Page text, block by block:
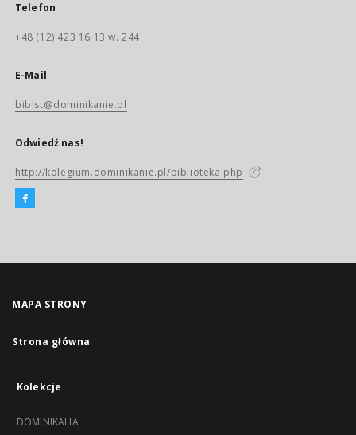
Telefon
+48 (12) 423 16 13 w. 244
E-Mail
biblst@dominikanie.pl
Odwiedź nas!
http://kolegium.dominikanie.pl/biblioteka.php
MAPA STRONY
Strona główna
Kolekcje
DOMINIKALIA